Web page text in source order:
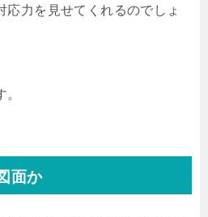
応力を見せてくれるのでしょ
面か